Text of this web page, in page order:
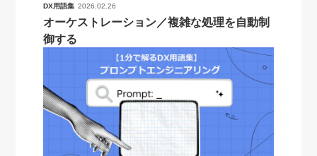
DX用語集 2026.02.26
オーケストレーション／複雑な処理を自動制
御する